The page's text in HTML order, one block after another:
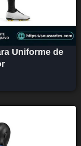
Uniforme de